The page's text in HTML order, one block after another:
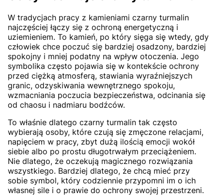
W tradycjach pracy z kamieniami czarny turmalin
najczęściej łączy się z ochroną energetyczną i
uziemieniem. To kamień, po który sięga się wtedy, gdy
człowiek chce poczuć się bardziej osadzony, bardziej
spokojny i mniej podatny na wpływ otoczenia. Jego
symbolika często pojawia się w kontekście ochrony
przed ciężką atmosferą, stawiania wyraźniejszych
granic, odzyskiwania wewnętrznego spokoju,
wzmacniania poczucia bezpieczeństwa, odcinania się
od chaosu i nadmiaru bodźców.
To właśnie dlatego czarny turmalin tak często
wybierają osoby, które czują się zmęczone relacjami,
napięciem w pracy, zbyt dużą ilością emocji wokół
siebie albo po prostu długotrwałym przeciążeniem.
Nie dlatego, że oczekują magicznego rozwiązania
wszystkiego. Bardziej dlatego, że chcą mieć przy
sobie symbol, który codziennie przypomni im o ich
własnej sile i o prawie do ochrony swojej przestrzeni.